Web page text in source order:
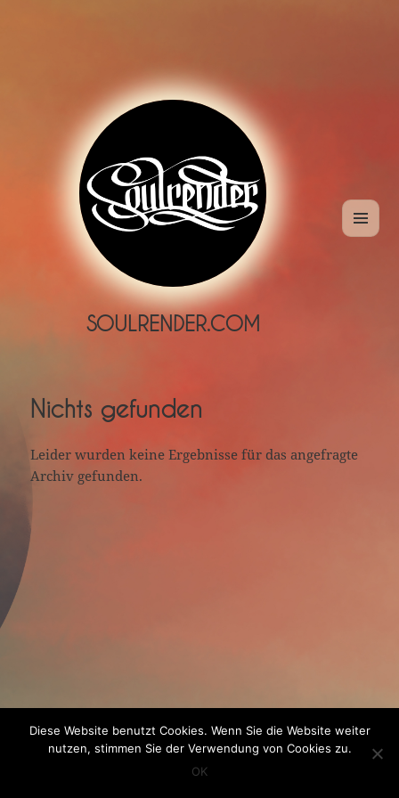
SOULRENDER.COM
Nichts gefunden
Leider wurden keine Ergebnisse für das angefragte
Archiv gefunden.
Diese Website benutzt Cookies. Wenn Sie die Website weiter
nutzen, stimmen Sie der Verwendung von Cookies zu.
OK